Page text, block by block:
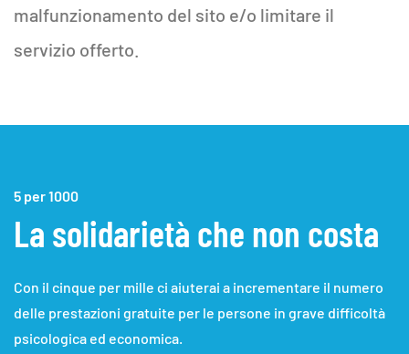
malfunzionamento del sito e/o limitare il
servizio offerto.
5 per 1000
La solidarietà che non costa
Con il cinque per mille ci aiuterai a incrementare il numero
delle prestazioni gratuite per le persone in grave difficoltà
psicologica ed economica.